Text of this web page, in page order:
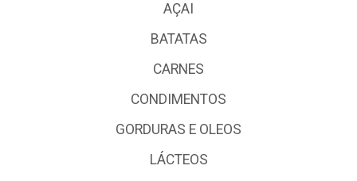
AÇAI
BATATAS
CARNES
CONDIMENTOS
GORDURAS E OLEOS
LÁCTEOS